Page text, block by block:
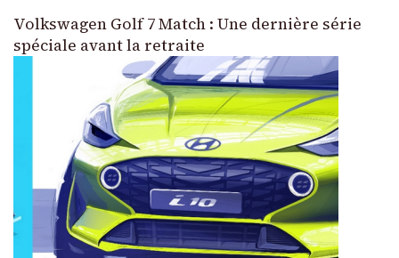
Volkswagen Golf 7 Match : Une dernière série
spéciale avant la retraite